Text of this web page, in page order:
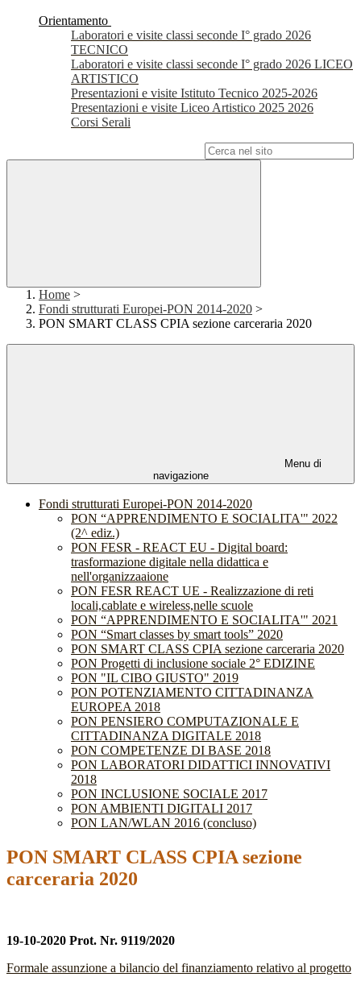
Orientamento
Laboratori e visite classi seconde I° grado 2026
TECNICO
Laboratori e visite classi seconde I° grado 2026 LICEO
ARTISTICO
Presentazioni e visite Istituto Tecnico 2025-2026
Presentazioni e visite Liceo Artistico 2025 2026
Corsi Serali
Home >
Fondi strutturati Europei-PON 2014-2020 >
PON SMART CLASS CPIA sezione carceraria 2020
Menu di
navigazione
Fondi strutturati Europei-PON 2014-2020
PON “APPRENDIMENTO E SOCIALITA'" 2022
(2^ ediz.)
PON FESR - REACT EU - Digital board:
trasformazione digitale nella didattica e
nell'organizzaaione
PON FESR REACT UE - Realizzazione di reti
locali,cablate e wireless,nelle scuole
PON “APPRENDIMENTO E SOCIALITA'" 2021
PON “Smart classes by smart tools” 2020
PON SMART CLASS CPIA sezione carceraria 2020
PON Progetti di inclusione sociale 2° EDIZINE
PON "IL CIBO GIUSTO" 2019
PON POTENZIAMENTO CITTADINANZA
EUROPEA 2018
PON PENSIERO COMPUTAZIONALE E
CITTADINANZA DIGITALE 2018
PON COMPETENZE DI BASE 2018
PON LABORATORI DIDATTICI INNOVATIVI
2018
PON INCLUSIONE SOCIALE 2017
PON AMBIENTI DIGITALI 2017
PON LAN/WLAN 2016 (concluso)
PON SMART CLASS CPIA sezione
carceraria 2020
19-10-2020 Prot. Nr. 9119/2020
Formale assunzione a bilancio del finanziamento relativo al progetto